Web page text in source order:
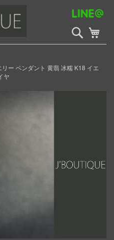
検
索
開
ー ペンダント 黄翡 冰糯 K18 イエ
ヤ